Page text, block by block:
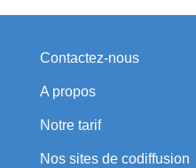
Contactez-nous
A propos
Notre tarif
Nos sites de codiffusion